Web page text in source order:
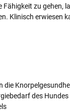
zu gehen,
Klinisch erwiesen
die
des Hundes